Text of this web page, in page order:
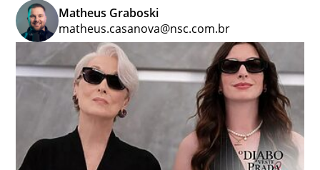
Matheus Graboski
matheus.casanova@nsc.com.br